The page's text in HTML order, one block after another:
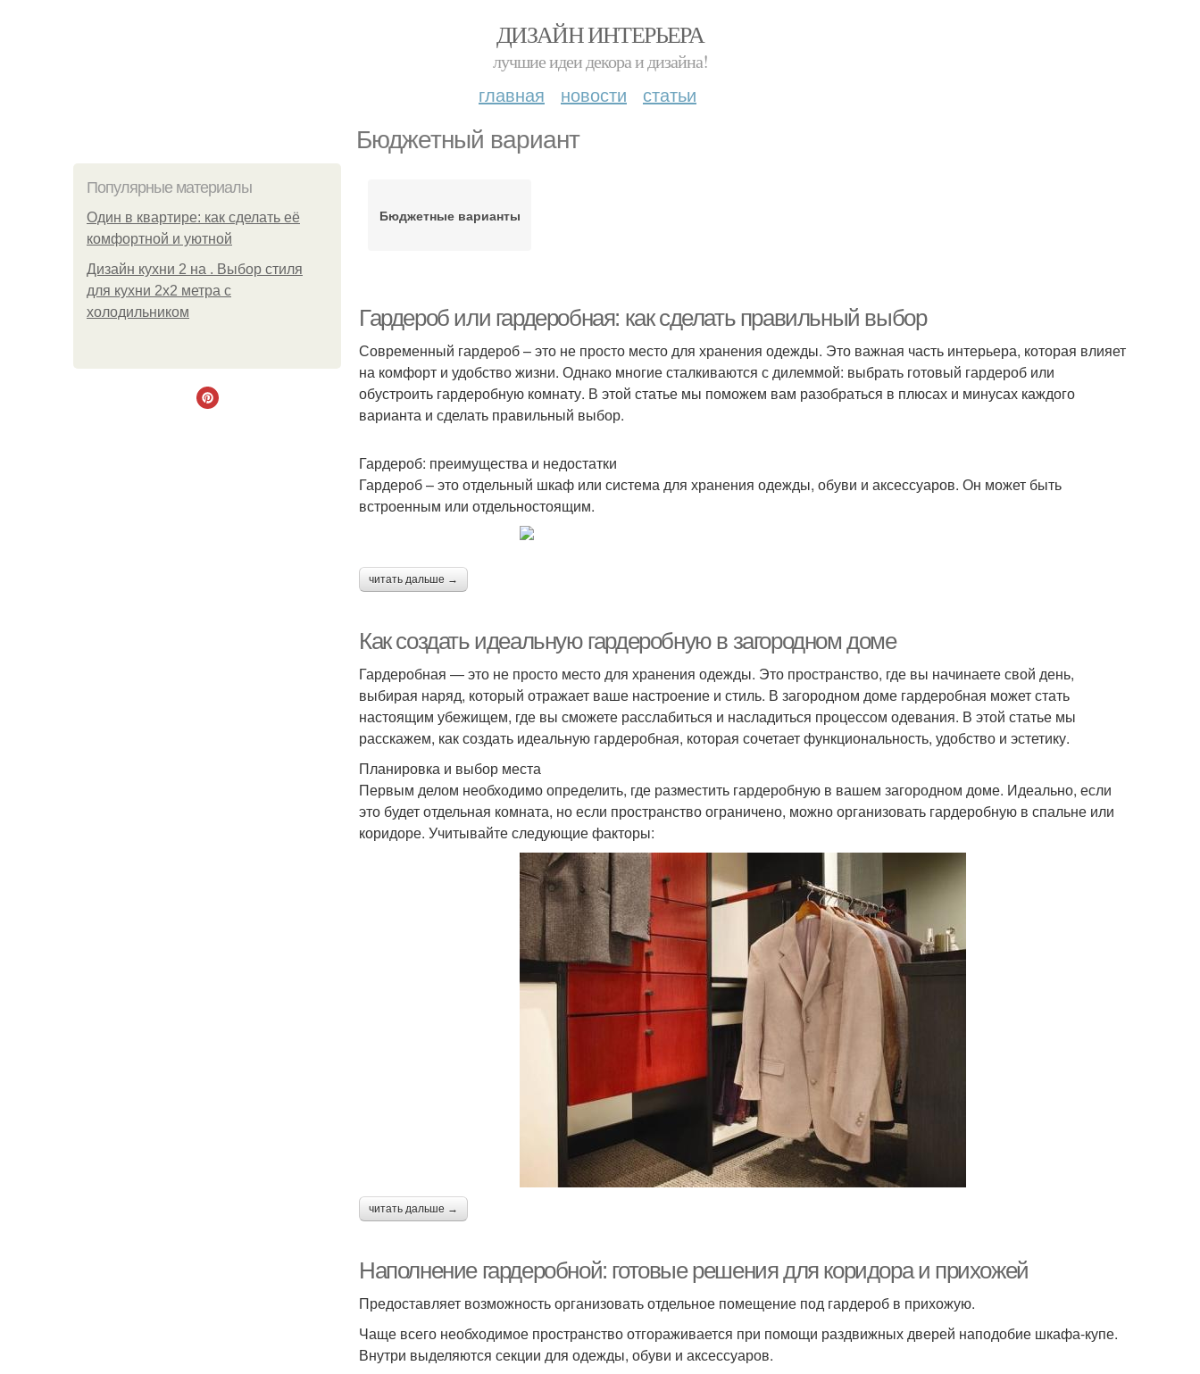
ДИЗАЙН ИНТЕРЬЕРА
лучшие идеи декора и дизайна!
главная новости статьи
Бюджетный вариант
Популярные материалы
Один в квартире: как сделать её
комфортной и уютной
Дизайн кухни 2 на . Выбор стиля
для кухни 2х2 метра с
холодильником
Бюджетные варианты
Гардероб или гардеробная: как сделать правильный выбор
Современный гардероб – это не просто место для хранения одежды. Это важная часть интерьера, которая влияет
на комфорт и удобство жизни. Однако многие сталкиваются с дилеммой: выбрать готовый гардероб или
обустроить гардеробную комнату. В этой статье мы поможем вам разобраться в плюсах и минусах каждого
варианта и сделать правильный выбор.
Гардероб: преимущества и недостатки
Гардероб – это отдельный шкаф или система для хранения одежды, обуви и аксессуаров. Он может быть
встроенным или отдельностоящим.
читать дальше →
Как создать идеальную гардеробную в загородном доме
Гардеробная — это не просто место для хранения одежды. Это пространство, где вы начинаете свой день,
выбирая наряд, который отражает ваше настроение и стиль. В загородном доме гардеробная может стать
настоящим убежищем, где вы сможете расслабиться и насладиться процессом одевания. В этой статье мы
расскажем, как создать идеальную гардеробная, которая сочетает функциональность, удобство и эстетику.
Планировка и выбор места
Первым делом необходимо определить, где разместить гардеробную в вашем загородном доме. Идеально, если
это будет отдельная комната, но если пространство ограничено, можно организовать гардеробную в спальне или
коридоре. Учитывайте следующие факторы:
читать дальше →
Наполнение гардеробной: готовые решения для коридора и прихожей
Предоставляет возможность организовать отдельное помещение под гардероб в прихожую.
Чаще всего необходимое пространство отгораживается при помощи раздвижных дверей наподобие шкафа-купе.
Внутри выделяются секции для одежды, обуви и аксессуаров.